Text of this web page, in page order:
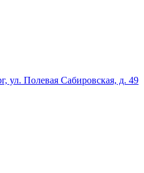
ул. Полевая Сабировская, д. 49